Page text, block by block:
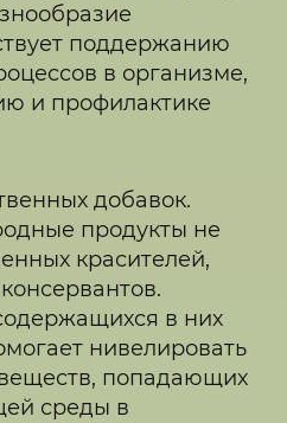
поддержанию
в организме,
и профилактике
добавок.
продукты не
красителей,
в них
нивелировать
попадающих
среды в